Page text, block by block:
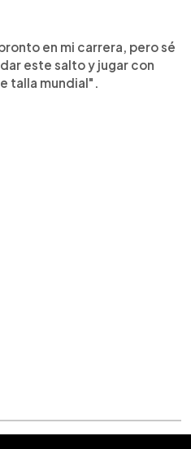
en mi carrera, pero sé
este salto y jugar con
talla mundial".